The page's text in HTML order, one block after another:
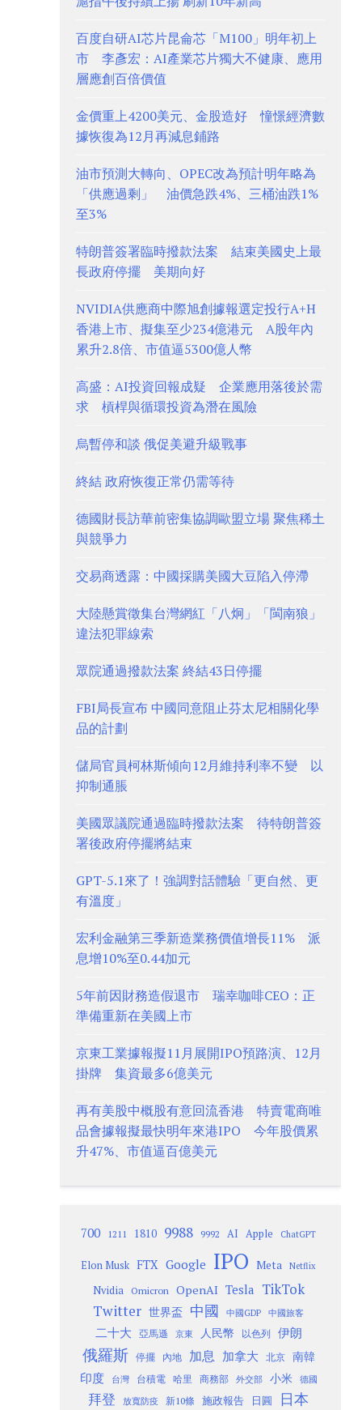
百度自研AI芯片昆侖芯「M100」明年初上
市 李彥宏：AI產業芯片獨大不健康、應用
層應創百倍價值
金價重上4200美元、金股造好 憧憬經濟數
據恢復為12月再減息鋪路
油市預測大轉向、OPEC改為預計明年略為
「供應過剩」 油價急跌4%、三桶油跌1%
至3%
特朗普簽署臨時撥款法案 結束美國史上最
長政府停擺 美期向好
NVIDIA供應商中際旭創據報選定投行A+H
香港上市、擬集至少234億港元 A股年內
累升2.8倍、市值逼5300億人幣
高盛：AI投資回報成疑 企業應用落後於需
求 槓桿與循環投資為潛在風險
烏暫停和談 俄促美避升級戰事
終結 政府恢復正常仍需等待
德國財長訪華前密集協調歐盟立場 聚焦稀土
與競爭力
交易商透露：中國採購美國大豆陷入停滯
大陸懸賞徵集台灣網紅「八炯」「閩南狼」
違法犯罪線索
眾院通過撥款法案 終結43日停擺
FBI局長宣布 中國同意阻止芬太尼相關化學
品的計劃
儲局官員柯林斯傾向12月維持利率不變 以
抑制通脹
美國眾議院通過臨時撥款法案 待特朗普簽
署後政府停擺將結束
GPT-5.1來了！強調對話體驗「更自然、更
有溫度」
宏利金融第三季新造業務價值增長11% 派
息增10%至0.44加元
5年前因財務造假退市 瑞幸咖啡CEO：正
準備重新在美國上市
京東工業據報擬11月展開IPO預路演、12月
掛牌 集資最多6億美元
再有美股中概股有意回流香港 特賣電商唯
品會據報擬最快明年來港IPO 今年股價累
升47%、市值逼百億美元
700 1211 1810 9988 9992 AI Apple ChatGPT
Elon Musk FTX Google IPO Meta Netflix
Nvidia Omicron OpenAI Tesla TikTok
Twitter 世界盃 中國 中國GDP 中國旅客
二十大 亞馬遜 京東 人民幣 以色列 伊朗
俄羅斯 停擺 內地 加息 加拿大 北京
南韓
印度
台灣 台積電 哈里 商務部 外交部 小米 德國
拜登 放寬防疫 新10條 施政報告 日圓 日本